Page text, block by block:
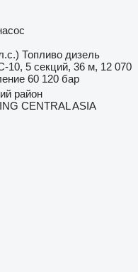
Топливо дизель
10, 5 секций, 36 м, 12 070
60 120 бар
район
CENTRAL ASIA